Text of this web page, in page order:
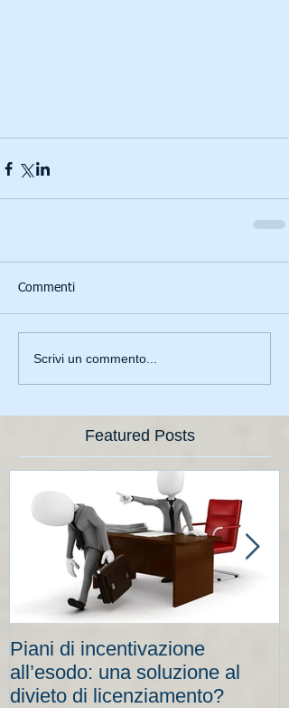
Commenti
Scrivi un commento...
Featured Posts
Piani di incentivazione
all’esodo: una soluzione al
divieto di licenziamento?